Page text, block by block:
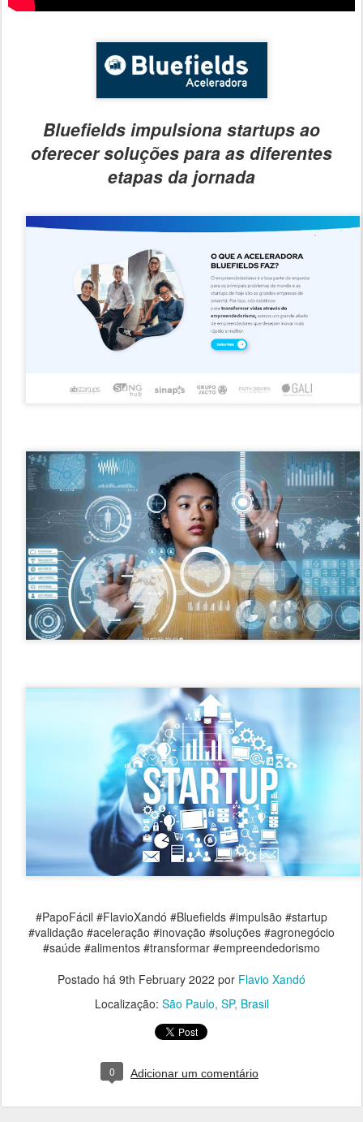
Bluefields impulsiona startups ao
oferecer soluções para as diferentes
etapas da jornada
#PapoFácil #FlavioXandó #Bluefields #impulsão #startup
#validação #aceleração #inovação #soluções #agronegócio
#saúde #alimentos #transformar #empreendedorismo
Postado há 9th February 2022 por Flavio Xandó
Localização: São Paulo, SP, Brasil
0 Adicionar um comentário